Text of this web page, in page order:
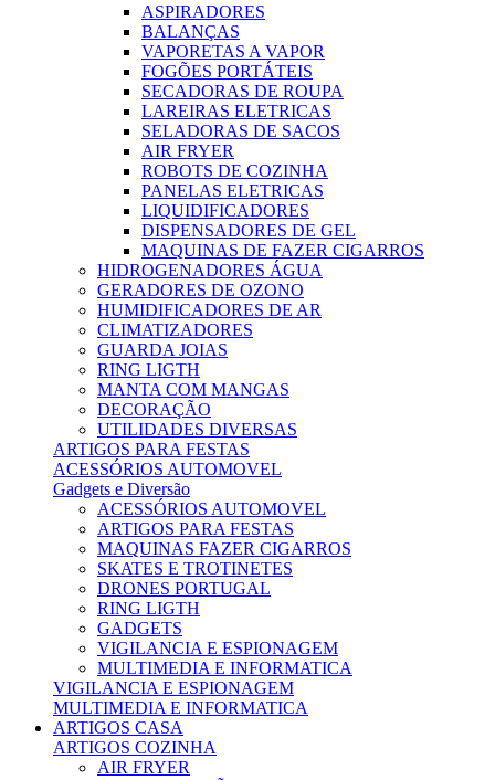
ASPIRADORES
BALANÇAS
VAPORETAS A VAPOR
FOGÕES PORTÁTEIS
SECADORAS DE ROUPA
LAREIRAS ELETRICAS
SELADORAS DE SACOS
AIR FRYER
ROBOTS DE COZINHA
PANELAS ELETRICAS
LIQUIDIFICADORES
DISPENSADORES DE GEL
MAQUINAS DE FAZER CIGARROS
HIDROGENADORES ÁGUA
GERADORES DE OZONO
HUMIDIFICADORES DE AR
CLIMATIZADORES
GUARDA JOIAS
RING LIGTH
MANTA COM MANGAS
DECORAÇÃO
UTILIDADES DIVERSAS
ARTIGOS PARA FESTAS
ACESSÓRIOS AUTOMOVEL
Gadgets e Diversão
ACESSÓRIOS AUTOMOVEL
ARTIGOS PARA FESTAS
MAQUINAS FAZER CIGARROS
SKATES E TROTINETES
DRONES PORTUGAL
RING LIGTH
GADGETS
VIGILANCIA E ESPIONAGEM
MULTIMEDIA E INFORMATICA
VIGILANCIA E ESPIONAGEM
MULTIMEDIA E INFORMATICA
ARTIGOS CASA
ARTIGOS COZINHA
AIR FRYER